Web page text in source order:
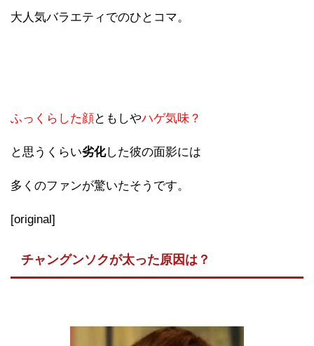
大人気バラエティでのひとコマ。
ふっくらした顔ともしやハゲ気味？
と思うくらい劣化した彼の面影には
多くのファンが驚いたそうです。
[original]
チャングンソクが太った原因は？